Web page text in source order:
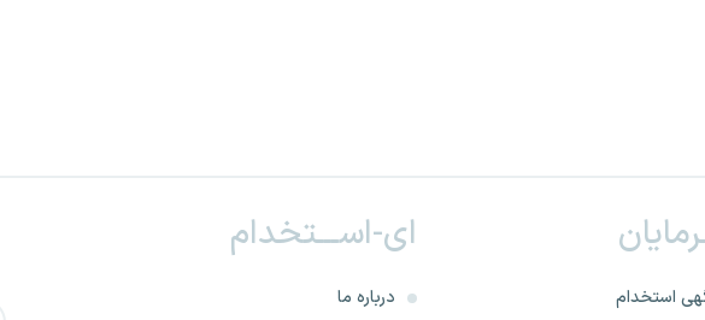
استخدام
ای-اســـتخدام
درباره ما